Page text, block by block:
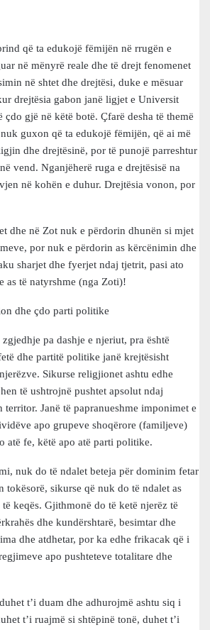
që ta edukojë fëmijën në rrugën e
në mënyrë reale dhe të drejt fenomenet
në shtet dhe drejtësi, duke e mësuar
drejtësia gabon janë ligjet e Universit
gjë në këtë botë. Çfarë desha të themë
guxon që ta edukojë fëmijën, që ai më
dhe drejtësinë, por të punojë parreshtur
vend. Nganjëherë ruga e drejtësisë na
në kohën e duhur. Drejtësia vonon, por
dhe në Zot nuk e përdorin dhunën si mjet
por nuk e përdorin as kërcënimin dhe
sharjet dhe fyerjet ndaj tjetrit, pasi ato
as të natyrshme (nga Zoti)!
dhe çdo parti politike
pa dashje e njeriut, pra është
dhe partitë politike janë krejtësisht
Sikurse religjionet ashtu edhe
të ushtrojnë pushtet apsolut ndaj
Janë të papranueshme imponimet e
apo grupeve shoqërore (familjeve)
atë fe, këtë apo atë parti politike.
nuk do të ndalet beteja për dominim fetar
sikurse që nuk do të ndalet as
keqës. Gjithmonë do të ketë njerëz të
dhe kundërshtarë, besimtar dhe
dhe atdhetar, por ka edhe frikacak që i
apo pushteteve totalitare dhe
t’i duam dhe adhurojmë ashtu siq i
t’i ruajmë si shtëpinë tonë, duhet t’i